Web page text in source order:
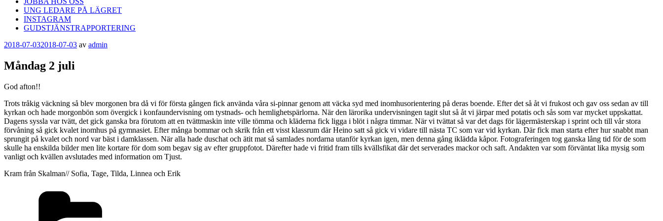
UNG LEDARE PÅ LÄGRET
INSTAGRAM
GUDSTJÄNSTRAPPORTERING
Publicerat
2018-07-032018-07-03 av admin
Måndag 2 juli
God afton!!
Trots tråkig väckning så blev morgonen bra då vi för första gången fick använda våra si-pinnar genom att väcka syd med inomhusorientering på deras boende. Efter det så åt vi frukost och gav oss sedan av till
kyrkan och hade morgonbön som övergick i konfaundervisning om tystnads- och hemlighetspärlorna. När den lärorika undervisningen tagit slut så åt vi järpar med potatis och sås som var mycket uppskattat.
Dagens syssla var tvätt, det gick ganska bra förutom att en tvättmaskin inte ville tömma och kläderna fick ligga i blöt i några timmar. När vi tvättat så var det dags för lägermästerskap i sprint och till vår stora
förvåning så gick kvalet inomhus på gymnasiet. Efter många bommar och skrik från ett visst klassrum där Heino satt så gick vi vidare till nästa TC som var vid kyrkan. Där fick man starta efter hur snabbt man
sprungit på kvalet och nord var bäst i damklassen. När alla hade duschat och ätit mat så samlades nordarna utanför kyrkan igen, men denna gång iklädda kåpor. Fotograferingen tog ganska lång tid för de som
skulle ha enskilda bilder men lite kortare för dom som begav sig av efter gruppfotot. Därefter hade vi fritid fram tills kvällsfikat där det serverades mackor och saft. Andakten var som förväntat lika mysig som
vanligt och kvällen avslutades med information om Tjust.
Kram från Skalman// Sofia, Tage, Tilda, Linnea och Erik